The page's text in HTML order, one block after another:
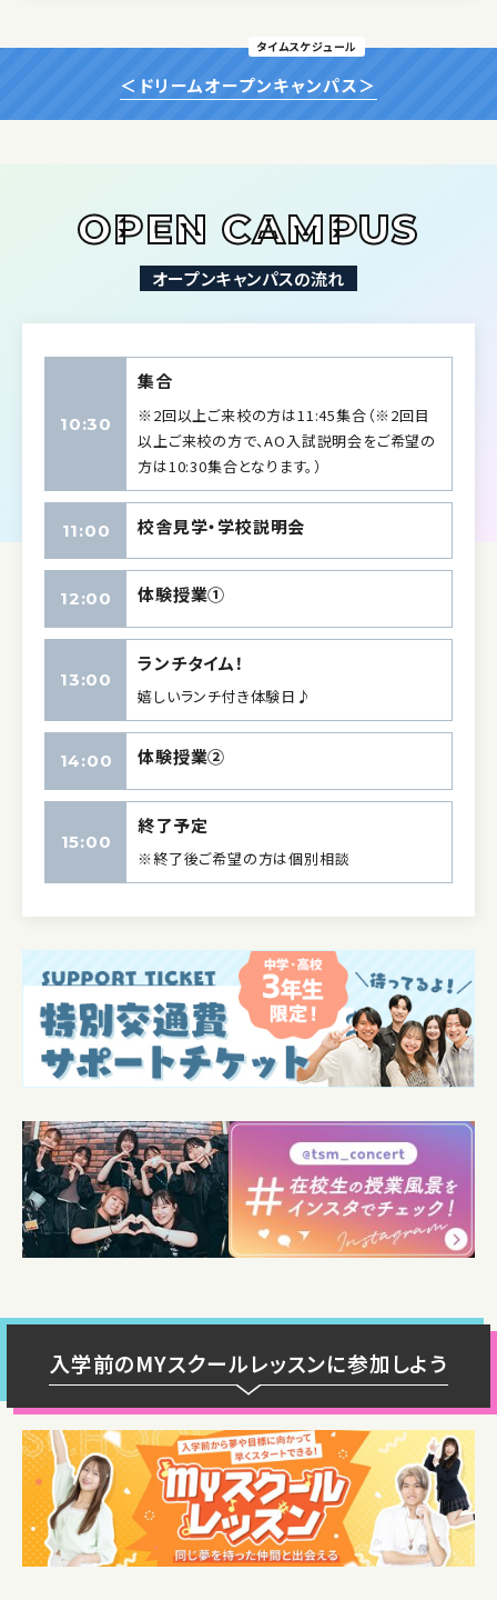
タイムスケジュール
＜ドリームオープンキャンパス＞
OPEN CAMPUS
オープンキャンパスの流れ
10:30
集合
※2回以上ご来校の方は11:45集合（※2回目
以上ご来校の方で、AO入試説明会をご希望の
方は10:30集合となります。）
11:00 校舎見学・学校説明会
12:00 体験授業①
13:00
ランチタイム！
嬉しいランチ付き体験日♪
14:00 体験授業②
15:00
終了予定
※終了後ご希望の方は個別相談
入学前のMYスクールレッスンに参加しよう